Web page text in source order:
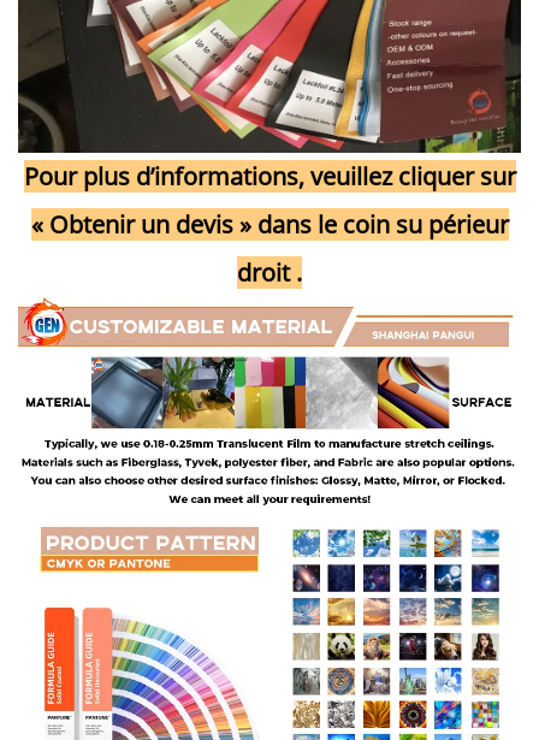
Pour plus d’informations, veuillez cliquer sur
« Obtenir un devis » dans le coin su périeur
droit.